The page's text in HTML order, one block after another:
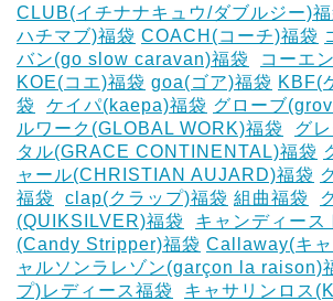
CLUB(イチナナキュウ/ダブルジー)福
ハチマブ)福袋 COACH(コーチ)福袋
バン(go slow caravan)福袋
コーエ
KOE(コエ)福袋 goa(ゴア)福袋 KBF(
袋
ケイパ(kaepa)福袋 グローブ
ルワーク(GLOBAL WORK)福袋
グ
タル(GRACE CONTINENTAL)福袋
ャール(CHRISTIAN AUJARD)福袋
福袋
clap(クラップ)福袋 組曲福袋
(QUIKSILVER)福袋
キャンディース
(Candy Stripper)福袋 Callaway(キ
ャルソンラレゾン(garçon la raison)
プ)レディース福袋
キャサリンロス